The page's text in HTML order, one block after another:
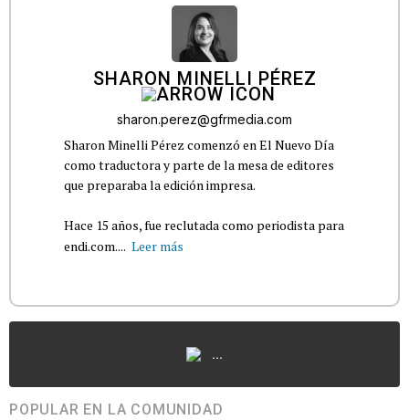
SHARON MINELLI PÉREZ
sharon.perez@gfrmedia.com
Sharon Minelli Pérez comenzó en El Nuevo Día
como traductora y parte de la mesa de editores
que preparaba la edición impresa.
Hace 15 años, fue reclutada como periodista para
endi.com.... Leer más
...
POPULAR EN LA COMUNIDAD